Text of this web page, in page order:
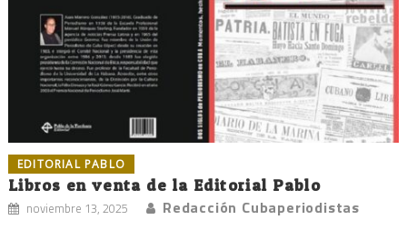
EDITORIAL PABLO
Libros en venta de la Editorial Pablo
noviembre 13, 2025 Redacción Cubaperiodistas